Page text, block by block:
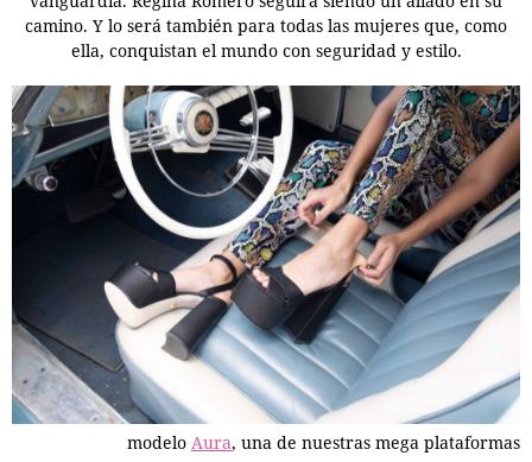
camino. Y lo será también para todas las mujeres que, como
ella, conquistan el mundo con seguridad y estilo.
modelo Aura, una de nuestras mega plataformas